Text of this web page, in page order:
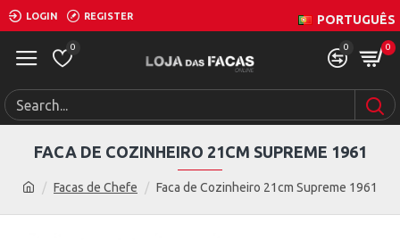
LOGIN REGISTER PORTUGUÊS
0 0 0
Facas de Chefe Faca de Cozinheiro 21cm Supreme 1961
FACA DE COZINHEIRO 21CM SUPREME 1961